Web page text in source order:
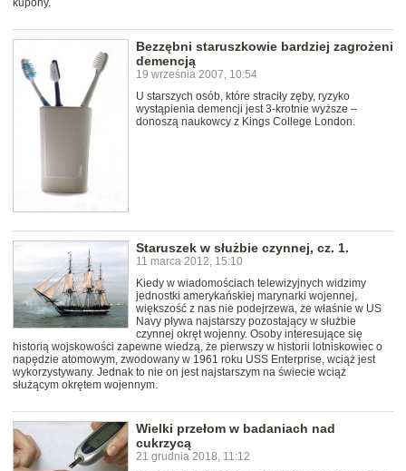
kupony.
Bezzębni staruszkowie bardziej zagrożeni
demencją
19 września 2007, 10:54
U starszych osób, które straciły zęby, ryzyko
wystąpienia demencji jest 3-krotnie wyższe –
donoszą naukowcy z Kings College London.
Staruszek w służbie czynnej, cz. 1.
11 marca 2012, 15:10
Kiedy w wiadomościach telewizyjnych widzimy
jednostki amerykańskiej marynarki wojennej,
większość z nas nie podejrzewa, że właśnie w US
Navy pływa najstarszy pozostający w służbie
czynnej okręt wojenny. Osoby interesujące się
historią wojskowości zapewne wiedzą, że pierwszy w historii lotniskowiec o
napędzie atomowym, zwodowany w 1961 roku USS Enterprise, wciąż jest
wykorzystywany. Jednak to nie on jest najstarszym na świecie wciąż
służącym okrętem wojennym.
Wielki przełom w badaniach nad
cukrzycą
21 grudnia 2018, 11:12